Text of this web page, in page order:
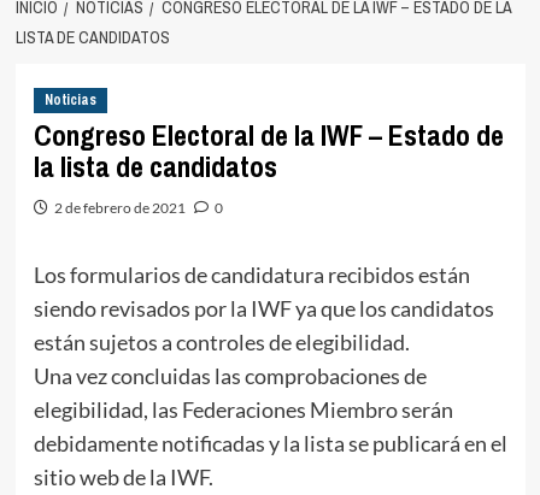
INICIO NOTICIAS
CONGRESO ELECTORAL DE LA IWF – ESTADO DE LA
LISTA DE CANDIDATOS
Noticias
Congreso Electoral de la IWF – Estado de
la lista de candidatos
2 de febrero de 2021 0
Los formularios de candidatura recibidos están
siendo revisados ​​por la IWF ya que los candidatos
están sujetos a controles de elegibilidad.
Una vez concluidas las comprobaciones de
elegibilidad, las Federaciones Miembro serán
debidamente notificadas y la lista se publicará en el
sitio web de la IWF.